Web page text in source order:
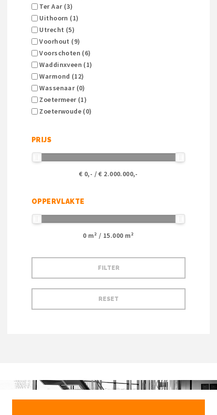
Ter Aar (3)
Uithoorn (1)
Utrecht (5)
Voorhout (9)
Voorschoten (6)
Waddinxveen (1)
Warmond (12)
Wassenaar (0)
Zoetermeer (1)
Zoeterwoude (0)
PRIJS
€ 0,- / € 2.000.000,-
OPPERVLAKTE
0 m² / 15.000 m²